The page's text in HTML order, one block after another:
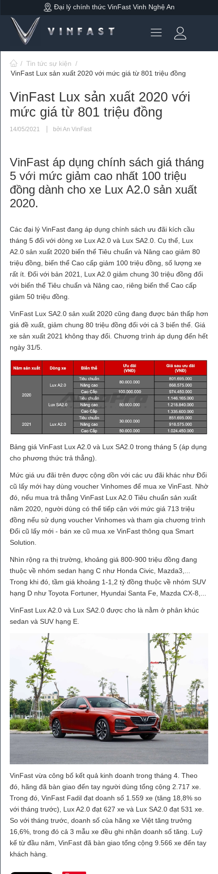
Đại lý chính thức VinFast Vinh Nghệ An
/ Tin tức sự kiện /
VinFast Lux sản xuất 2020 với mức giá từ 801 triệu đồng
VinFast Lux sản xuất 2020 với
mức giá từ 801 triệu đồng
14/05/2021 bởi An VinFast
VinFast áp dụng chính sách giá tháng
5 với mức giảm cao nhất 100 triệu
đồng dành cho xe Lux A2.0 sản xuất
2020.
Các đại lý VinFast đang áp dụng chính sách ưu đãi kích cầu
tháng 5 đối với dòng xe Lux A2.0 và Lux SA2.0. Cụ thể, Lux
A2.0 sản xuất 2020 biến thể Tiêu chuẩn và Nâng cao giảm 80
triệu đồng, biến thể Cao cấp giảm 100 triệu đồng, số lượng xe
rất ít. Đối với bản 2021, Lux A2.0 giảm chung 30 triệu đồng đối
với biến thể Tiêu chuẩn và Nâng cao, riêng biến thể Cao cấp
giảm 50 triệu đồng.
VinFast Lux SA2.0 sản xuất 2020 cũng đang được bán thấp hơn
giá đề xuất, giảm chung 80 triệu đồng đối với cả 3 biến thể. Giá
xe sản xuất 2021 không thay đổi. Chương trình áp dụng đến hết
ngày 31/5.
Bảng giá VinFast Lux A2.0 và Lux SA2.0 trong tháng 5 (áp dụng
cho phương thức trả thẳng).
Mức giá ưu đãi trên được cộng dồn với các ưu đãi khác như Đổi
cũ lấy mới hay dùng voucher Vinhomes để mua xe VinFast. Nhờ
đó, nếu mua trả thẳng VinFast Lux A2.0 Tiêu chuẩn sản xuất
năm 2020, người dùng có thể tiếp cận với mức giá 713 triệu
đồng nếu sử dụng voucher Vinhomes và tham gia chương trình
Đổi cũ lấy mới - bán xe cũ mua xe VinFast thông qua Smart
Solution.
Nhìn rộng ra thị trường, khoảng giá 800-900 triệu đồng đang
thuộc về nhóm sedan hạng C như Honda Civic, Mazda3,...
Trong khi đó, tầm giá khoảng 1-1,2 tỷ đồng thuộc về nhóm SUV
hạng D như Toyota Fortuner, Hyundai Santa Fe, Mazda CX-8,...
VinFast Lux A2.0 và Lux SA2.0 được cho là nằm ở phân khúc
sedan và SUV hạng E.
VinFast vừa công bố kết quả kinh doanh trong tháng 4. Theo
đó, hãng đã bàn giao đến tay người dùng tổng cộng 2.717 xe.
Trong đó, VinFast Fadil đạt doanh số 1.559 xe (tăng 18,8% so
với tháng trước), Lux A2.0 đạt 627 xe và Lux SA2.0 đạt 531 xe.
So với tháng trước, doanh số của hãng xe Việt tăng trưởng
16,6%, trong đó cả 3 mẫu xe đều ghi nhận doanh số tăng. Luỹ
kế từ đầu năm, VinFast đã bàn giao tổng cộng 9.566 xe đến tay
khách hàng.